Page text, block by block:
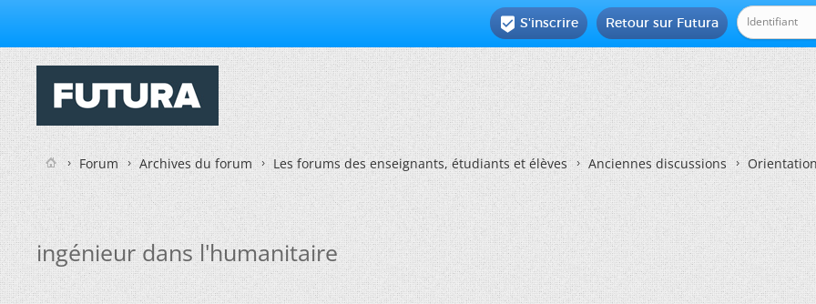
Retour sur Futura
 S'inscrire
Forum Archives du forum Les forums des enseignants, étudiants et élèves Anciennes discussions
ingénieur dans l'humanitaire